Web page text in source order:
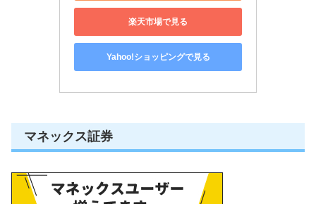
楽天市場で見る
Yahoo!ショッピングで見る
マネックス証券